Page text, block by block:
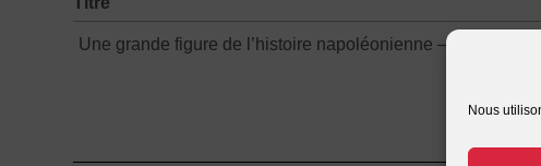
Nous
Une grande figure de l’histoire napoléonienne – Portalis